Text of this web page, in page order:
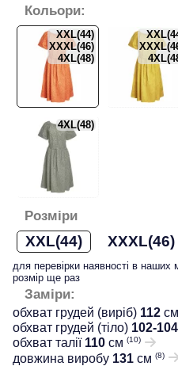
Кольори:
XXL(44)
XXXL(46)
4XL(48)
4XL(48)
Розміри
XXL(44) XXXL(46)
для перевірки наявності в наших
розмір ще раз
Заміри:
обхват грудей (виріб) 112см
обхват грудей (тіло) 102-104
обхват талії 110см (10)
довжина виробу 131см (8)